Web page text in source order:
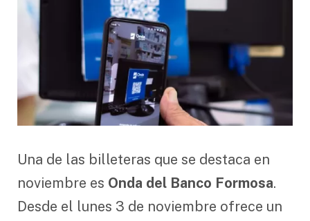
Una de las billeteras que se destaca en
noviembre es Onda del Banco Formosa.
Desde el lunes 3 de noviembre ofrece un